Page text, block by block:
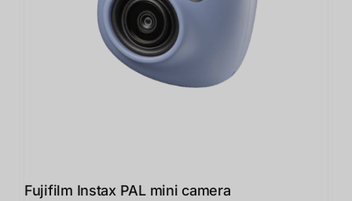
Fujifilm Instax PAL mini camera